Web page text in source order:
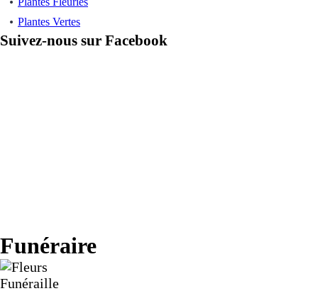
Plantes Vertes
Suivez-nous sur Facebook
Funéraire